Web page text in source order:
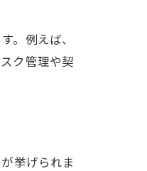
。例えば、
ク管理や契
挙げられま